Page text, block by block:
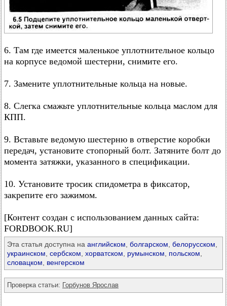
6. Там где имеется маленькое уплотнительное кольцо
на корпусе ведомой шестерни, снимите его.
7. Замените уплотнительные кольца на новые.
8. Слегка смажьте уплотнительные кольца маслом для
КПП.
9. Вставьте ведомую шестерню в отверстие коробки
передач, установите стопорный болт. Затяните болт до
момента затяжки, указанного в спецификации.
10. Установите тросик спидометра в фиксатор,
закрепите его зажимом.
[Контент создан с использованием данных сайта:
FORDBOOK.RU]
Эта статья доступна на английском болгарском белорусском
украинском сербском хорватском румынском польском
словацком
венгерском
Проверка статьи: Горбунов Ярослав